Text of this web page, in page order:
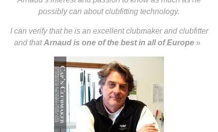
possibly can about clubfitting technology.
I can verify that he is an excellent clubmaker and clubfitter
and thatArnaud is one of the best in all of Europe»